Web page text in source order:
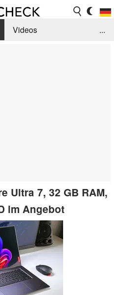
Videos
...
Ultra 7, 32 GB RAM,
im Angebot